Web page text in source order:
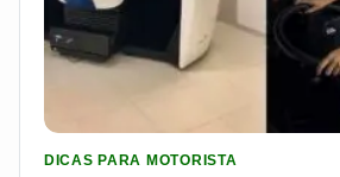
DICAS PARA MOTORISTA